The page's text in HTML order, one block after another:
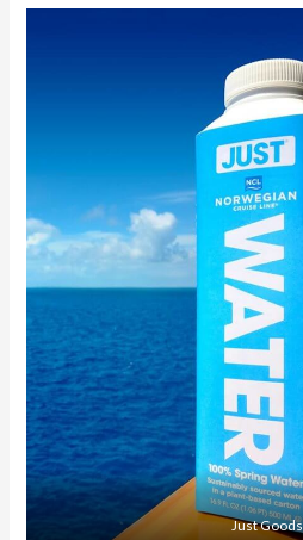
Just Goods